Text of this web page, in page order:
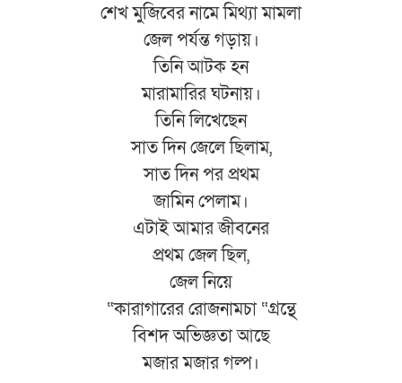
শেখ মুজিবের নামে মিথ্যা মামলা
জেল পর্যন্ত গড়ায়।
তিনি আটক হন
মারামারির ঘটনায়।
তিনি লিখেছেন
সাত দিন জেলে ছিলাম,
সাত দিন পর প্রথম
জামিন পেলাম।
এটাই আমার জীবনের
প্রথম জেল ছিল,
জেল নিয়ে
“কারাগারের রোজনামচা “গ্রন্থে
বিশদ অভিজ্ঞতা আছে
মজার মজার গল্প।